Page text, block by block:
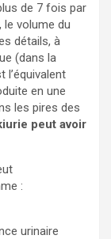
de 7 fois par
le volume du
détails, à
(dans la
l’équivalent
en une
les pires des
peut avoir
:
urinaire